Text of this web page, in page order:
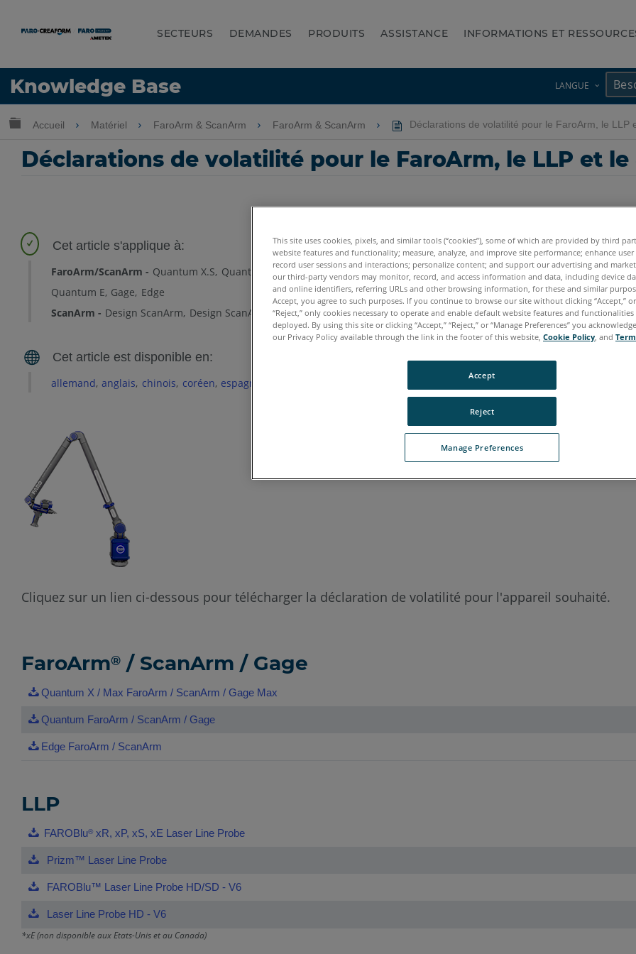
SECTEURS DEMANDES PRODUITS ASSISTANCE INFORMATIONS ET
Knowledge Base LANGUE
LANGUE
Développer/réduire la hiérarchie globale
Accueil Matériel FaroArm & ScanArm FaroArm & ScanArm Déclarations de volatilité pour le FaroArm, le LLP
Déclarations de volatilité pour le FaroArm, le LLP et le
FaroArm/ScanArm Quantum X.S Quantum X.M Quantum X.E Quantum S Max Quantum M Max Quantum E Max
Quantum E Gage Edge
ScanArm
Design ScanArm Design ScanArm 2.0 Design ScanArm 2.5C Forensic ScanArm
allemand anglais chinois coréen espagnol
Cliquez sur un lien ci-dessous pour télécharger la déclaration de volatilité pour l'appareil souhaité.
FaroArm® / ScanArm / Gage
Quantum X / Max FaroArm / ScanArm / Gage Max
Quantum FaroArm / ScanArm / Gage
Edge FaroArm / ScanArm
LLP
FAROBlu® xR, xP, xS, xE Laser Line Probe
Prizm™ Laser Line Probe
FAROBlu™ Laser Line Probe HD/SD - V6
Laser Line Probe HD - V6
*xE (non disponible aux Etats-Unis et au Canada)
This site uses cookies, pixels, and similar tools (“cookies”), some of which are provided by third
website features and functionality; measure, analyze, and improve site performance; enhance user
record user sessions and interactions; personalize content; and support our advertising and
our third-party vendors may monitor, record, and access information and data, including device
and online identifiers, referring URLs and other browsing information, for these and similar
Accept, you agree to such purposes. If you continue to browse our site without clicking “Accept,”
“Reject,” only cookies necessary to operate and enable default website features and
deployed. By using this site or clicking “Accept,” “Reject,” or “Manage Preferences” you
our Privacy Policy available through the link in the footer of this website, Cookie Policy , and
Manage Preferences
Reject
Accept